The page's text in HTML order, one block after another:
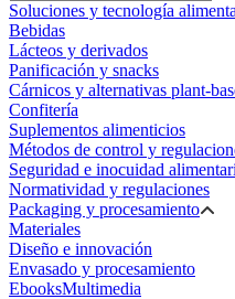
Soluciones y tecnología
Bebidas
Lácteos y derivados
Panificación y snacks
Cárnicos y alternativas plant-
Confitería
Suplementos alimenticios
Métodos de control y
Seguridad e inocuidad
Normatividad y regulaciones
Packaging y procesamiento
Materiales
Diseño e innovación
Envasado y procesamiento
EbooksMultimedia